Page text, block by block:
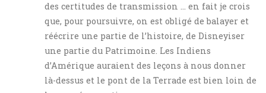
des certitudes de transmission … en fait je crois
que, pour poursuivre, on est obligé de balayer et
réécrire une partie de l’histoire, de Disneyiser
une partie du Patrimoine. Les Indiens
d’Amérique auraient des leçons à nous donner
là-dessus et le pont de la Terrade est bien loin de